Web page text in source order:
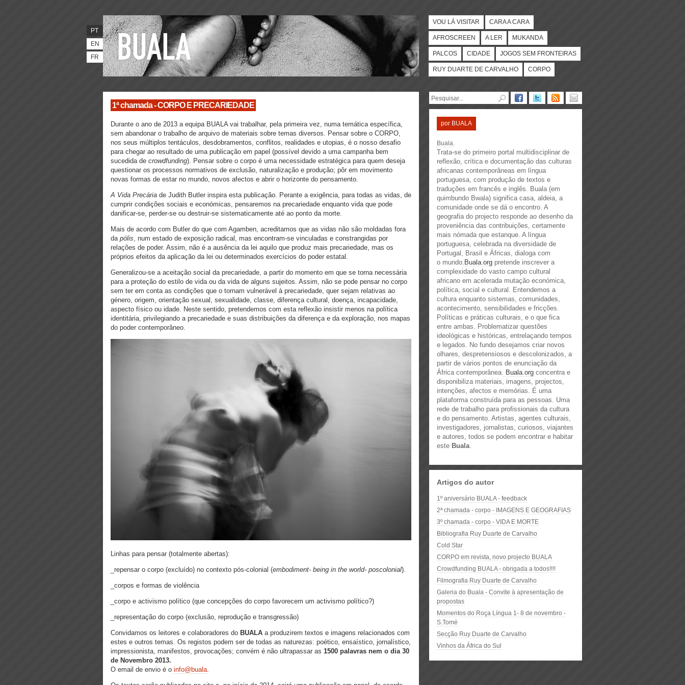
PT
EN
FR
VOU LÁ VISITAR CARA A CARA
AFROSCREEN A LER MUKANDA
PALCOS CIDADE JOGOS SEM FRONTEIRAS
RUY DUARTE DE CARVALHO CORPO
1ª chamada - CORPO E PRECARIEDADE
Durante o ano de 2013 a equipa BUALA vai trabalhar, pela primeira vez, numa temática específica,
sem abandonar o trabalho de arquivo de materiais sobre temas diversos. Pensar sobre o CORPO,
nos seus múltiplos tentáculos, desdobramentos, conflitos, realidades e utopias, é o nosso desafio
para chegar ao resultado de uma publicação em papel (possível devido a uma campanha bem
sucedida de crowdfunding). Pensar sobre o corpo é uma necessidade estratégica para quem deseja
questionar os processos normativos de exclusão, naturalização e produção; pôr em movimento
novas formas de estar no mundo, novos afectos e abrir o horizonte do pensamento.
A Vida Precária de Judith Butler inspira esta publicação. Perante a exigência, para todas as vidas, de
cumprir condições sociais e económicas, pensaremos na precariedade enquanto vida que pode
danificar-se, perder-se ou destruir-se sistematicamente até ao ponto da morte.
Mais de acordo com Butler do que com Agamben, acreditamos que as vidas não são moldadas fora
da pólis, num estado de exposição radical, mas encontram-se vinculadas e constrangidas por
relações de poder. Assim, não é a ausência da lei aquilo que produz mais precariedade, mas os
próprios efeitos da aplicação da lei ou determinados exercícios do poder estatal.
Generalizou-se a aceitação social da precariedade, a partir do momento em que se torna necessária
para a proteção do estilo de vida ou da vida de alguns sujeitos. Assim, não se pode pensar no corpo
sem ter em conta as condições que o tornam vulnerável à precariedade, quer sejam relativas ao
género, origem, orientação sexual, sexualidade, classe, diferença cultural, doença, incapacidade,
aspecto físico ou idade. Neste sentido, pretendemos com esta reflexão insistir menos na política
identitária, privilegiando a precariedade e suas distribuições da diferença e da exploração, nos mapas
do poder contemporâneo.
Linhas para pensar (totalmente abertas):
_repensar o corpo (excluído) no contexto pós-colonial (embodiment- being in the world- poscolonial).
_corpos e formas de violência
_corpo e activismo político (que concepções do corpo favorecem um activismo político?)
_representação do corpo (exclusão, reprodução e transgressão)
Convidamos os leitores e colaboradores do BUALA a produzirem textos e imagens relacionados com
estes e outros temas. Os registos podem ser de todas as naturezas: poético, ensaístico, jornalístico,
impressionista, manifestos, provocações; convém é não ultrapassar as 1500 palavras nem o dia 30
de Novembro 2013.
O email de envio é o info@buala.
por BUALA
Buala.
Trata-se do primeiro portal multidisciplinar de
reflexão, crítica e documentação das culturas
africanas contemporâneas em língua
portuguesa, com produção de textos e
traduções em francês e inglês. Buala (em
quimbundo Bwala) significa casa, aldeia, a
comunidade onde se dá o encontro. A
geografia do projecto responde ao desenho da
proveniência das contribuições, certamente
mais nómada que estanque. A língua
portuguesa, celebrada na diversidade de
Portugal, Brasil e Áfricas, dialoga com
o mundo. Buala.org pretende inscrever a
complexidade do vasto campo cultural
africano em acelerada mutação económica,
política, social e cultural. Entendemos a
cultura enquanto sistemas, comunidades,
acontecimento, sensibilidades e fricções.
Políticas e práticas culturais, e o que fica
entre ambas. Problematizar questões
ideológicas e históricas, entrelaçando tempos
e legados. No fundo desejamos criar novos
olhares, despretensiosos e descolonizados, a
partir de vários pontos de enunciação da
África contemporânea. Buala.org concentra e
disponibiliza materiais, imagens, projectos,
intenções, afectos e memórias. É uma
plataforma construída para as pessoas. Uma
rede de trabalho para profissionais da cultura
e do pensamento. Artistas, agentes culturais,
investigadores, jornalistas, curiosos, viajantes
e autores, todos se podem encontrar e habitar
este Buala.
Artigos do autor
1º aniversário BUALA - feedback
2ª chamada - corpo - IMAGENS E GEOGRAFIAS
3º chamada - corpo - VIDA E MORTE
Bibliografia Ruy Duarte de Carvalho
Cold Star
CORPO em revista, novo projecto BUALA
Crowdfunding BUALA - obrigada a todos!!!!
Filmografia Ruy Duarte de Carvalho
Galeria do Buala - Convite à apresentação de
propostas
Momentos do Roça Língua 1- 8 de novembro -
S.Tomé
Secção Ruy Duarte de Carvalho
Vinhos da África do Sul